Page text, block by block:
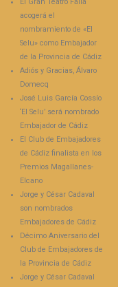
El Gran Teatro Falla
acogerá el
nombramiento de «El
Selu» como Embajador
de la Provincia de Cádiz
Adiós y Gracias, Álvaro
Domecq
José Luis García Cossío
‘El Selu’ será nombrado
Embajador de Cádiz
El Club de Embajadores
de Cádiz finalista en los
Premios Magallanes-
Elcano
Jorge y César Cadaval
son nombrados
Embajadores de Cádiz
Décimo Aniversario del
Club de Embajadores de
la Provincia de Cádiz
Jorge y César Cadaval